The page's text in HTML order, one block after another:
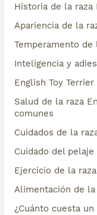
Historia de la raza
Apariencia de la
Temperamento de
Inteligencia y
English Toy
Salud de la raza
comunes
Cuidados de la
Cuidado del
Ejercicio de la
Alimentación de la
¿Cuánto cuesta